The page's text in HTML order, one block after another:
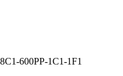
600PP-1C1-1F1